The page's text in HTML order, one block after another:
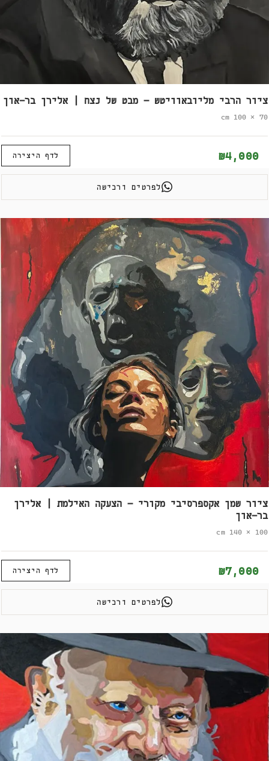
ציור הרבי מליובאוויטש – מבט של נצח | אלירן בר-און
70 × 100 cm
₪4,000 לדף היצירה
לפרטים ורכישה
ציור שמן אקספרסיבי מקורי – הצעקה האילמת | אלירן
בר-און
100 × 140 cm
₪7,000 לדף היצירה
לפרטים ורכישה